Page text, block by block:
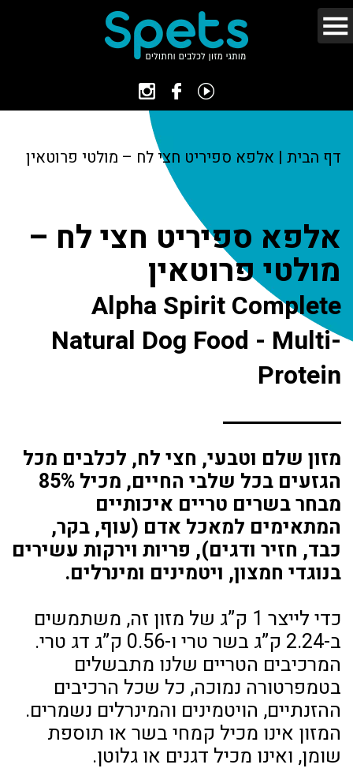
דף הבית | אלפא ספיריט חצי לח – מולטי פרוטאין
אלפא ספיריט חצי לח –
מולטי פרוטאין
Alpha Spirit Complete
Natural Dog Food - Multi-
Protein
מזון שלם וטבעי, חצי לח, לכלבים מכל
הגזעים בכל שלבי החיים, מכיל 85%
מבחר בשרים טריים איכותיים
המתאימים למאכל אדם (עוף, בקר,
כבד, חזיר ודגים), פריות וירקות עשירים
בנוגדי חמצון, ויטמינים ומינרלים.
כדי לייצר 1 ק”ג של מזון זה, משתמשים
ב-2.24 ק”ג בשר טרי ו-0.56 ק”ג דג טרי.
המרכיבים הטריים שלנו מתבשלים
בטמפרטורה נמוכה, כל שכל הרכיבים
ההזנתיים, הויטמינים והמינרלים נשמרים.
המזון אינו מכיל קמחי בשר או תוספת
שומן, ואינו מכיל דגנים או גלוטן.